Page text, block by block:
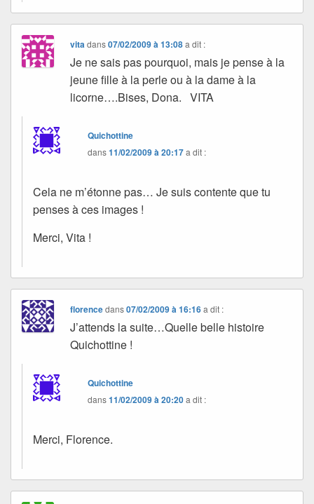
vitadans07/02/2009 à 13:08 a dit :
Je ne sais pas pourquoi, mais je pense à la
jeune fille à la perle ou à la dame à la
licorne….Bises, Dona. VITA
Quichottine
dans11/02/2009 à 20:17a dit :
Cela ne m’étonne pas… Je suis contente que tu
penses à ces images !
Merci, Vita !
florencedans07/02/2009 à 16:16 a dit :
J’attends la suite…Quelle belle histoire
Quichottine !
Quichottine
dans11/02/2009 à 20:20a dit :
Merci, Florence.